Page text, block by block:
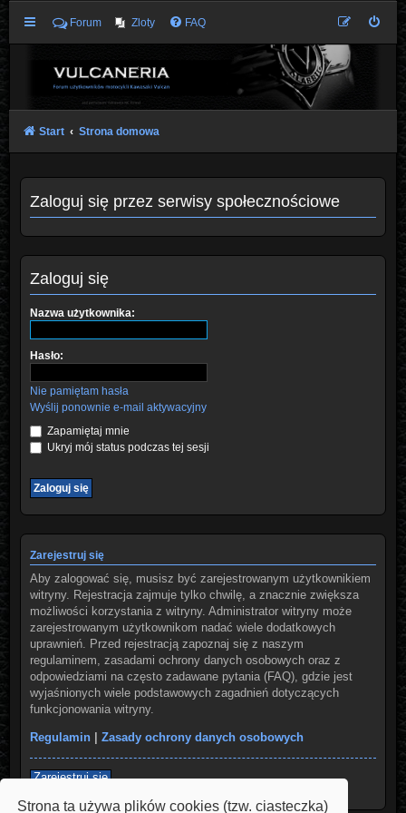
Strona ta używa plików cookies (tzw. ciasteczka)
Forum Zloty FAQ
Start Strona domowa
Zaloguj się przez serwisy społecznościowe
Zaloguj się
Nazwa użytkownika:
Hasło:
Nie pamiętam hasła
Wyślij ponownie e-mail aktywacyjny
Zapamiętaj mnie
Ukryj mój status podczas tej sesji
Zarejestruj się
Aby zalogować się, musisz być zarejestrowanym użytkownikiem
witryny. Rejestracja zajmuje tylko chwilę, a znacznie zwiększa
możliwości korzystania z witryny. Administrator witryny może
zarejestrowanym użytkownikom nadać wiele dodatkowych
uprawnień. Przed rejestracją zapoznaj się z naszym
regulaminem, zasadami ochrony danych osobowych oraz z
odpowiedziami na często zadawane pytania (FAQ), gdzie jest
wyjaśnionych wiele podstawowych zagadnień dotyczących
funkcjonowania witryny.
Regulamin| Zasady ochrony danych osobowych
Zarejestruj się